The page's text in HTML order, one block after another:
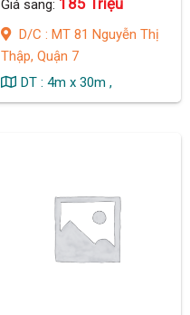
Giá sang:
D/C : MT 81 Nguyễn Thị
Thập, Quận 7
DT : 4m x 30m ,